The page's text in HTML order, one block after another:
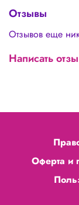
цветопередачи
материалах и
разделе :
Отзывы
Отзывов еще
Написать
Оферта и